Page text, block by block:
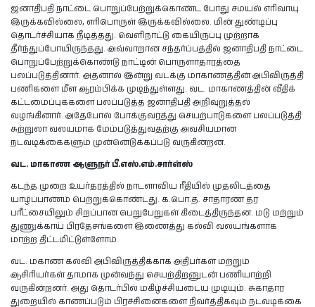
ஜனாதிபதி நாட்டை பொறுப்பேற்றுக்கொண்ட போது சமயல் எரிவாயு
இருக்கவில்லை, எரிபொருள் இருக்கவில்லை. மின் துண்டிப்பு
தொடர்ச்சியாக நீடித்தது. வெளிநாட்டு கையிருப்பு முற்றாக
தீர்ந்துப்போயிருந்தது. அவ்வாறான சந்தர்ப்பத்தில் ஜனாதிபதி நாட்டை
பொறுப்பேற்றுக்கொண்டு நாட்டின் பொருளாதாரத்தை
பலப்படுத்தினார். அதனால் இன்று வடக்கு மாகாணத்தின் அபிவிருத்தி
பணிகளை மீள ஆரம்பிக்க முடிந்துள்ளது. வட. மாகாணத்தின் வீதிக்
கட்டமைப்புக்களை பலப்படுத்த ஜனாதிபதி அறிவுறுத்தல்
வழங்கினார். அதேபோல் போக்குவரத்து செயற்பாடுகளை பலப்படுத்தி
சுற்றுலா வலயமாக மேம்படுத்துவதற்கு அவசியமான
நடவடிக்கைகளும் முன்னெடுக்கப்படு வருகின்றன.
வட. மாகாண ஆளுநர் பீ.எஸ்.எம்.சார்ள்ஸ்
கடந்த முறை உயர்தரத்தில் நாடளாவிய ரீதியில் முதலிடத்தை
யாழ்ப்பாணம் பெற்றுக்கொண்டது. க.பொ.த. சாதாரண தர
பரீட்சையிலும் சிறப்பான பெறுபேறுகள் கிடைத்திருந்தன. மடு மற்றும்
துணுக்காய் பிரதேசங்களை இணைத்து கல்வி வலயங்களாக
மாற்ற திட்டமிட்டுள்ளோம்.
வட. மகாண கல்வி அபிவிருத்திக்காக அதிபர்கள் மற்றும்
ஆசிரியர்கள் தாமாக முன்வந்து செயற்திறனுடன் பணியாற்றி
வருகின்றனர். அது தொடர்பில் மகிழ்ச்சியடைய முடியும். சுகாதார
துறையில் காணப்படும் பிரச்சினைகளை நிவர்த்திகவும் நடவடிக்கை